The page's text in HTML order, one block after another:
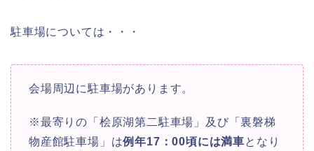
駐車場については・・・
会場周辺に駐車場があります。
※最寄りの「桧原湖第二駐車場」及び「裏磐梯
物産館駐車場」は例年17：00頃には満車となり